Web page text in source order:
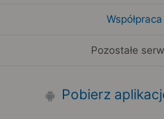
Współpraca
Pozostałe
Pobierz